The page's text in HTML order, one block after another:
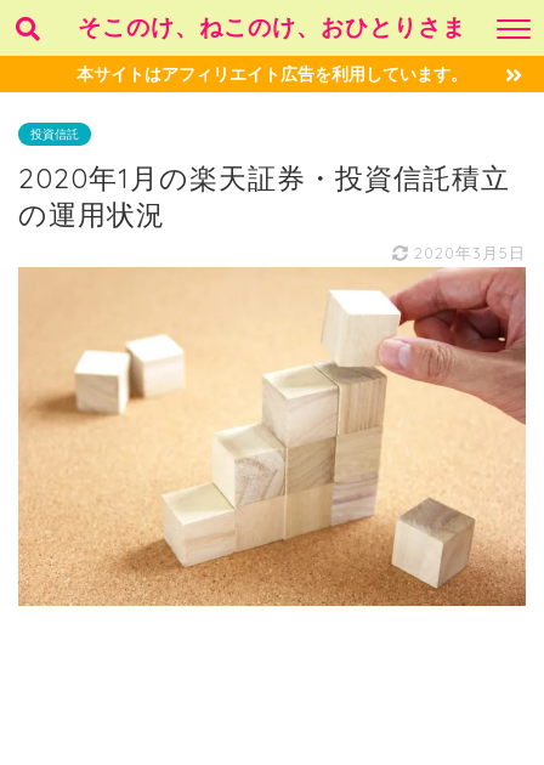
そこのけ、ねこのけ、おひとりさま
本サイトはアフィリエイト広告を利用しています。
投資信託
2020年1月の楽天証券・投資信託積立
の運用状況
2020年3月5日